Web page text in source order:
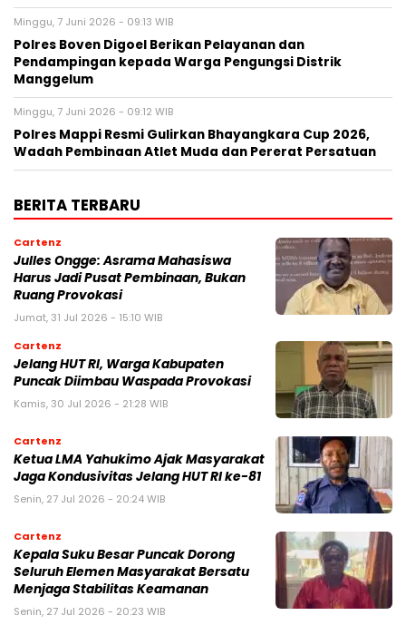
Minggu, 7 Juni 2026 - 09:13 WIB
Polres Boven Digoel Berikan Pelayanan dan
Pendampingan kepada Warga Pengungsi Distrik
Manggelum
Minggu, 7 Juni 2026 - 09:12 WIB
Polres Mappi Resmi Gulirkan Bhayangkara Cup 2026,
Wadah Pembinaan Atlet Muda dan Pererat Persatuan
BERITA TERBARU
Cartenz
Julles Ongge: Asrama Mahasiswa
Harus Jadi Pusat Pembinaan, Bukan
Ruang Provokasi
Jumat, 31 Jul 2026 - 15:10 WIB
Cartenz
Jelang HUT RI, Warga Kabupaten
Puncak Diimbau Waspada Provokasi
Kamis, 30 Jul 2026 - 21:28 WIB
Cartenz
Ketua LMA Yahukimo Ajak Masyarakat
Jaga Kondusivitas Jelang HUT RI ke-81
Senin, 27 Jul 2026 - 20:24 WIB
Cartenz
Kepala Suku Besar Puncak Dorong
Seluruh Elemen Masyarakat Bersatu
Menjaga Stabilitas Keamanan
Senin, 27 Jul 2026 - 20:23 WIB